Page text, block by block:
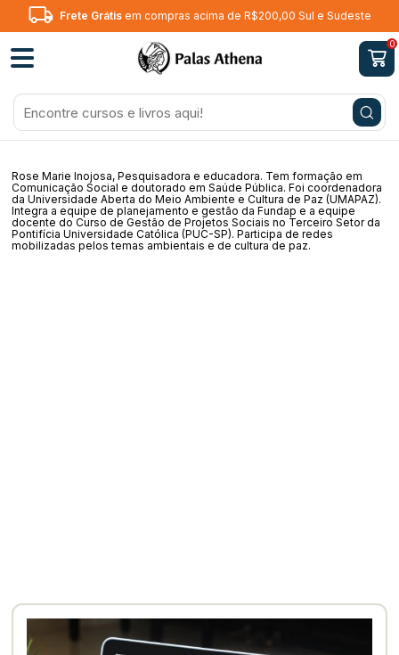
Frete Grátisem compras acima de R$200,00 Sul e Sudeste
0
Rose Marie Inojosa, Pesquisadora e educadora. Tem formação em
Comunicação Social e doutorado em Saúde Pública. Foi coordenadora
da Universidade Aberta do Meio Ambiente e Cultura de Paz (UMAPAZ).
Integra a equipe de planejamento e gestão da Fundap e a equipe
docente do Curso de Gestão de Projetos Sociais no Terceiro Setor da
Pontifícia Universidade Católica (PUC-SP). Participa de redes
mobilizadas pelos temas ambientais e de cultura de paz.